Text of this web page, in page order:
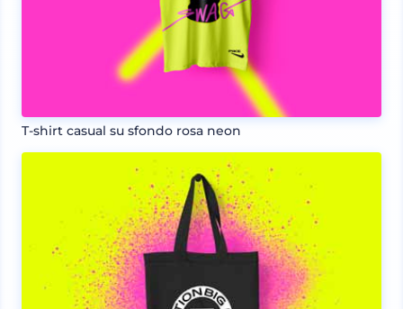
T-shirt casual su sfondo rosa neon